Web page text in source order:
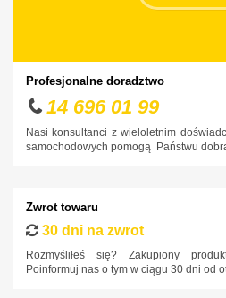
Dodge
DS
Fiat
Isuzu
Profesjonalne doradztwo
14 696 01 99
Nasi konsultanci z wieloletnim
samochodowych pomogą Państwu
Zwrot towaru
30 dni na zwrot
Rozmyśliłeś się? Zakupiony
Poinformuj nas o tym w ciągu 30 dni od